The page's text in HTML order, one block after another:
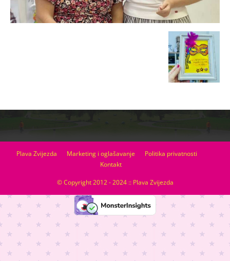
Plava Zvijezda Marketing i oglašavanje
Politika privatnosti
Kontakt
© Copyright 2012 - 2024 :: Plava Zvijezda